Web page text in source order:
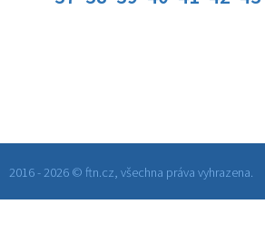
2016 - 2026 © ftn.cz, všechna práva vyhrazena.